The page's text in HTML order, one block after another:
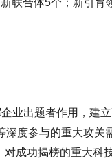
业出题者作用，建
度参与的重大攻关
对成功揭榜的重大科